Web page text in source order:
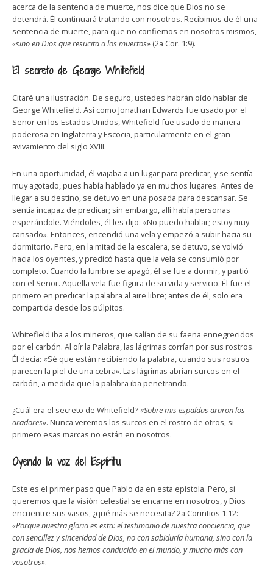
acerca de la sentencia de muerte, nos dice que Dios no se
detendrá. Él continuará tratando con nosotros. Recibimos de él una
sentencia de muerte, para que no confiemos en nosotros mismos,
«sino en Dios que resucita a los muertos» (2a Cor. 1:9).
El secreto de George Whitefield
Citaré una ilustración. De seguro, ustedes habrán oído hablar de
George Whitefield. Así como Jonathan Edwards fue usado por el
Señor en los Estados Unidos, Whitefield fue usado de manera
poderosa en Inglaterra y Escocia, particularmente en el gran
avivamiento del siglo XVIII.
En una oportunidad, él viajaba a un lugar para predicar, y se sentía
muy agotado, pues había hablado ya en muchos lugares. Antes de
llegar a su destino, se detuvo en una posada para descansar. Se
sentía incapaz de predicar; sin embargo, allí había personas
esperándole. Viéndoles, él les dijo: «No puedo hablar; estoy muy
cansado». Entonces, encendió una vela y empezó a subir hacia su
dormitorio. Pero, en la mitad de la escalera, se detuvo, se volvió
hacia los oyentes, y predicó hasta que la vela se consumió por
completo. Cuando la lumbre se apagó, él se fue a dormir, y partió
con el Señor. Aquella vela fue figura de su vida y servicio. Él fue el
primero en predicar la palabra al aire libre; antes de él, solo era
compartida desde los púlpitos.
Whitefield iba a los mineros, que salían de su faena ennegrecidos
por el carbón. Al oír la Palabra, las lágrimas corrían por sus rostros.
Él decía: «Sé que están recibiendo la palabra, cuando sus rostros
parecen la piel de una cebra». Las lágrimas abrían surcos en el
carbón, a medida que la palabra iba penetrando.
¿Cuál era el secreto de Whitefield?«Sobre mis espaldas araron los
aradores». Nunca veremos los surcos en el rostro de otros, si
primero esas marcas no están en nosotros.
Oyendo la voz del Espíritu
Este es el primer paso que Pablo da en esta epístola. Pero, si
queremos que la visión celestial se encarne en nosotros, y Dios
encuentre sus vasos, ¿qué más se necesita? 2a Corintios 1:12:
«Porque nuestra gloria es esta: el testimonio de nuestra conciencia, que
con sencillez y sinceridad de Dios, no con sabiduría humana, sino con la
gracia de Dios, nos hemos conducido en el mundo, y mucho más con
vosotros».